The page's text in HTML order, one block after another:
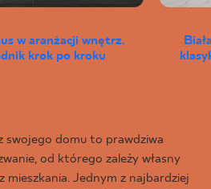
w aranżacji wnętrz.
krok po kroku
swojego domu to prawdziwa
od którego zależy własny
Jednym z najbardziej